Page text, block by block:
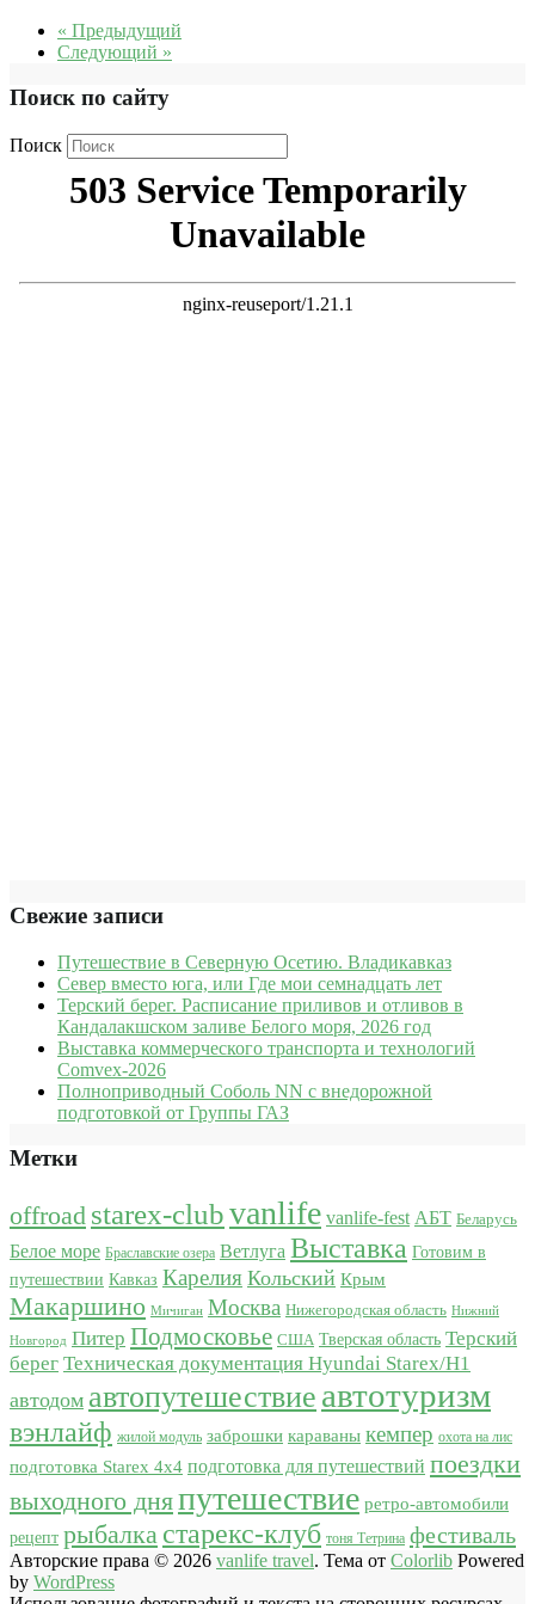
« Предыдущий
Следующий »
Поиск по сайту
Поиск
Свежие записи
Путешествие в Северную Осетию. Владикавказ
Север вместо юга, или Где мои семнадцать лет
Терский берег. Расписание приливов и отливов в
Кандалакшском заливе Белого моря, 2026 год
Выставка коммерческого транспорта и технологий
Comvex-2026
Полноприводный Соболь NN с внедорожной
подготовкой от Группы ГАЗ
Метки
offroad starex-clubvanlife vanlife-fest АБТ Беларусь
Белое море Браславские озера Ветлуга Выставка Готовим в
путешествии Кавказ Карелия Кольский Крым
Макаршино Мичиган Москва Нижегородская область Нижний
Новгород Питер Подмосковье США Тверская область Терский
берег Техническая документация Hyundai Starex/H1
автодом автопутешествие автотуризм
вэнлайф жилой модуль заброшки караваны кемпер охота на лис
подготовка Starex 4x4 подготовка для путешествий поездки
выходного дняпутешествие ретро-автомобили
рецепт рыбалка старекс-клуб тоня Тетрина фестиваль
Авторские права © 2026 vanlife travel. Тема от Colorlib Powered
by WordPress